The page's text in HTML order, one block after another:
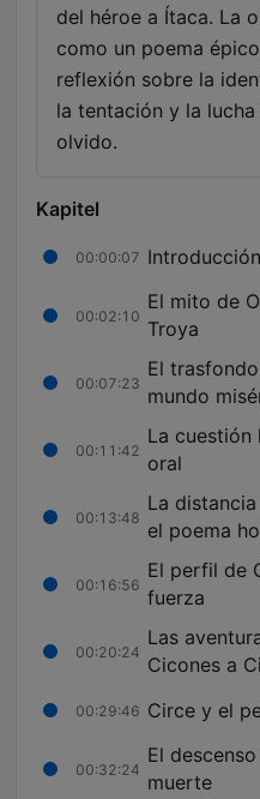
del héroe a Ítaca. La
como un poema
reflexión sobre la
la tentación y la
olvido.
Kapitel
00:00:07
00:02:10
El mito de
Troya
00:07:23
El
mundo
00:11:42
La cuestión
oral
00:13:48
La
el poema
00:16:56
El perfil de
fuerza
00:20:24
Las
Cicones a
00:29:46 Circe y el
00:32:24
El
muerte